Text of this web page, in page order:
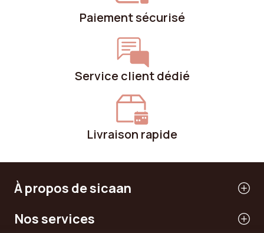
Paiement sécurisé
Service client dédié
Livraison rapide
À propos de sicaan
Nos services